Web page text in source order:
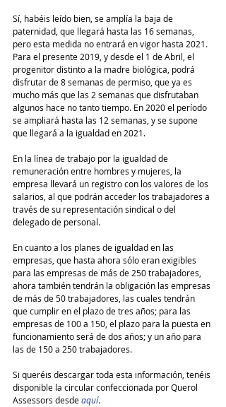
Sí, habéis leído bien, se amplía la baja de
paternidad, que llegará hasta las 16 semanas,
pero esta medida no entrará en vigor hasta 2021.
Para el presente 2019, y desde el 1 de Abril, el
progenitor distinto a la madre biológica, podrá
disfrutar de 8 semanas de permiso, que ya es
mucho más que las 2 semanas que disfrutaban
algunos hace no tanto tiempo. En 2020 el período
se ampliará hasta las 12 semanas, y se supone
que llegará a la igualdad en 2021.
En la línea de trabajo por la igualdad de
remuneración entre hombres y mujeres, la
empresa llevará un registro con los valores de los
salarios, al que podrán acceder los trabajadores a
través de su representación sindical o del
delegado de personal.
En cuanto a los planes de igualdad en las
empresas, que hasta ahora sólo eran exigibles
para las empresas de más de 250 trabajadores,
ahora también tendrán la obligación las empresas
de más de 50 trabajadores, las cuales tendrán
que cumplir en el plazo de tres años; para las
empresas de 100 a 150, el plazo para la puesta en
funcionamiento será de dos años; y un año para
las de 150 a 250 trabajadores.
Si queréis descargar toda esta información, tenéis
disponible la circular confeccionada por Querol
Assessors desde aquí.